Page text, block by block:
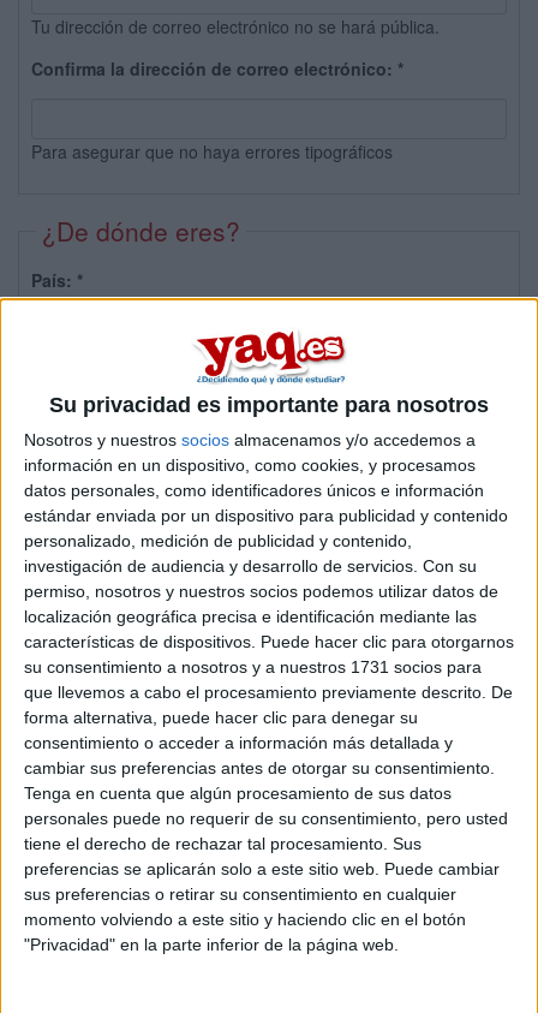
Su privacidad es importante para nosotros
Nosotros y nuestros socios almacenamos y/o accedemos a
información en un dispositivo, como cookies, y procesamos
datos personales, como identificadores únicos e información
estándar enviada por un dispositivo para publicidad y contenido
personalizado, medición de publicidad y contenido,
investigación de audiencia y desarrollo de servicios. Con su
permiso, nosotros y nuestros socios podemos utilizar datos de
localización geográfica precisa e identificación mediante las
características de dispositivos. Puede hacer clic para otorgarnos
su consentimiento a nosotros y a nuestros 1731 socios para
que llevemos a cabo el procesamiento previamente descrito. De
forma alternativa, puede hacer clic para denegar su
consentimiento o acceder a información más detallada y
cambiar sus preferencias antes de otorgar su consentimiento.
Tenga en cuenta que algún procesamiento de sus datos
personales puede no requerir de su consentimiento, pero usted
tiene el derecho de rechazar tal procesamiento. Sus
preferencias se aplicarán solo a este sitio web. Puede cambiar
sus preferencias o retirar su consentimiento en cualquier
momento volviendo a este sitio y haciendo clic en el botón
"Privacidad" en la parte inferior de la página web.
Tu dirección de correo electrónico no se hará pública.
Confirma la dirección de correo electrónico: *
Para asegurar que no haya errores tipográficos
¿De dónde eres?
País: *
Sobre ti
Soy:*
Chico
Chica
¿En qué año terminas (o terminaste) bachillerato o FP?
Soy estudiante de:*
Términos y Condiciones de Uso
Aceptolos Términos y Condicionesde uso*